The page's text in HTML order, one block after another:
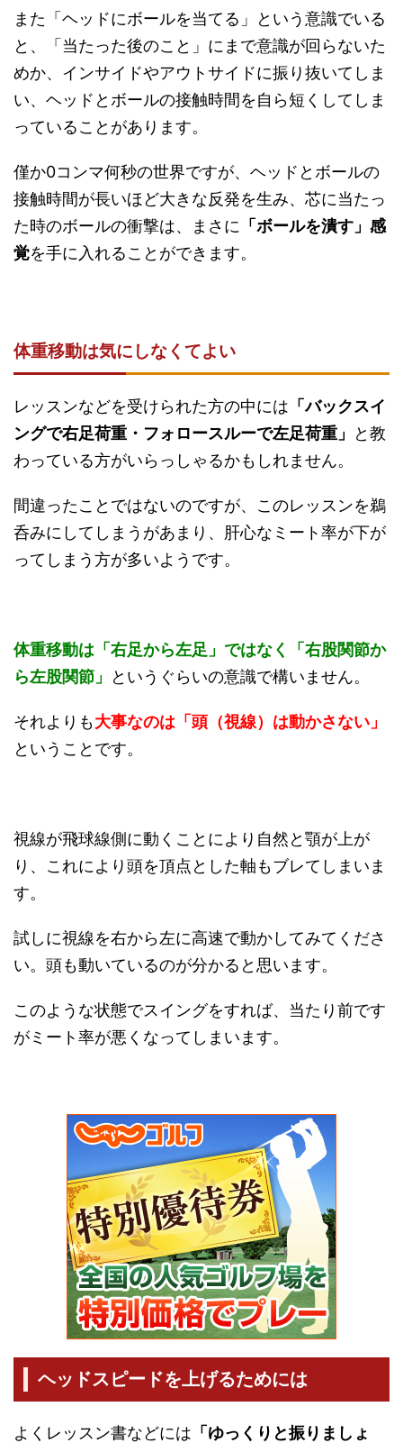
また「ヘッドにボールを当てる」という意識でいる
と、「当たった後のこと」にまで意識が回らないた
めか、インサイドやアウトサイドに振り抜いてしま
い、ヘッドとボールの接触時間を自ら短くしてしま
っていることがあります。
僅か0コンマ何秒の世界ですが、ヘッドとボールの
接触時間が長いほど大きな反発を生み、芯に当たっ
た時のボールの衝撃は、まさに 「ボールを潰す」感
覚を手に入れることができます。
体重移動は気にしなくてよい
レッスンなどを受けられた方の中には 「バックスイ
ングで右足荷重・フォロースルーで左足荷重」
と教
わっている方がいらっしゃるかもしれません。
間違ったことではないのですが、このレッスンを鵜
呑みにしてしまうがあまり、肝心なミート率が下が
ってしまう方が多いようです。
体重移動は「右足から左足」ではなく「右股関節か
ら左股関節」
というぐらいの意識で構いません。
それよりも大事なのは「頭（視線）は動かさない」
ということです。
視線が飛球線側に動くことにより自然と顎が上が
り、これにより頭を頂点とした軸もブレてしまいま
す。
試しに視線を右から左に高速で動かしてみてくださ
い。頭も動いているのが分かると思います。
このような状態でスイングをすれば、当たり前です
がミート率が悪くなってしまいます。
ヘッドスピードを上げるためには
よくレッスン書などには 「ゆっくりと振りましょ